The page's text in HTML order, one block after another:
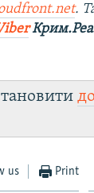
.
us Print